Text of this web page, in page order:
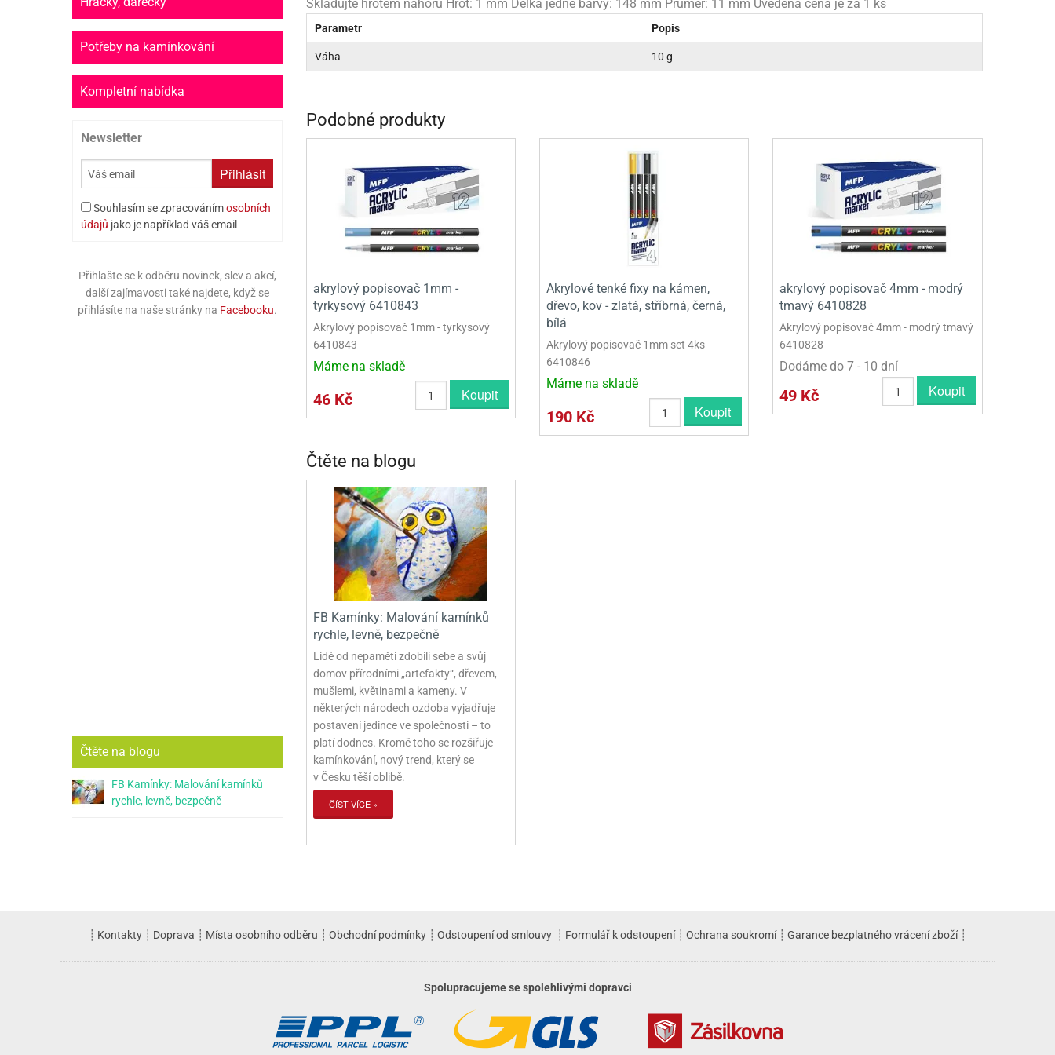
PRINCEZNY
SPIDERMAN
STAR WARS
TLAPKOVÁ PATROLA PAW PATROL
TROLLS - TROLOVÉ
Potřeby na kamínkování
Kompletní nabídka
Newsletter
Přihlásit
Souhlasím se zpracovánímosobních
údajů jako je například váš email
Přihlašte se k odběru novinek, slev a akcí,
další zajímavosti také najdete, když se
přihlásíte na naše stránky na Facebooku.
Čtěte na blogu
FB Kamínky: Malování kamínků
rychle, levně, bezpečně
Skladujte hrotem nahoru Hrot: 1 mm Délka jedné barvy: 148 mm Průměr: 11 mm Uvedená cena je za 1 ks
Parametr Popis
Váha 10 g
Podobné produkty
akrylový popisovač 1mm -
tyrkysový 6410843
Akrylový popisovač 1mm - tyrkysový
6410843
Máme na skladě
46 Kč Koupit
Akrylové tenké fixy na kámen,
dřevo, kov - zlatá, stříbrná, černá,
bílá
Akrylový popisovač 1mm set 4ks
6410846
Máme na skladě
190 Kč Koupit
akrylový popisovač 4mm - modrý
tmavý 6410828
Akrylový popisovač 4mm - modrý tmavý
6410828
Dodáme do 7 - 10 dní
49 Kč Koupit
Čtěte na blogu
FB Kamínky: Malování kamínků
rychle, levně, bezpečně
Lidé od nepaměti zdobili sebe a svůj
domov přírodními „artefakty“, dřevem,
mušlemi, květinami a kameny. V
některých národech ozdoba vyjadřuje
postavení jedince ve společnosti – to
platí dodnes. Kromě toho se rozšiřuje
kamínkování, nový trend, který se
v Česku těší oblibě.
ČÍST VÍCE »
┊ Kontakty ┊ Doprava ┊ Místa osobního odběru ┊ Obchodní podmínky ┊ Odstoupení od smlouvy ┊ Formulář k odstoupení┊ Ochrana soukromí┊ Garance bezplatného vrácení zboží┊
Spolupracujeme se spolehlivými dopravci